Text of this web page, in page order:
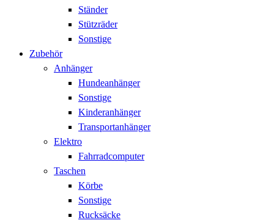
Ständer
Stützräder
Sonstige
Zubehör
Anhänger
Hundeanhänger
Sonstige
Kinderanhänger
Transportanhänger
Elektro
Fahrradcomputer
Taschen
Körbe
Sonstige
Rucksäcke